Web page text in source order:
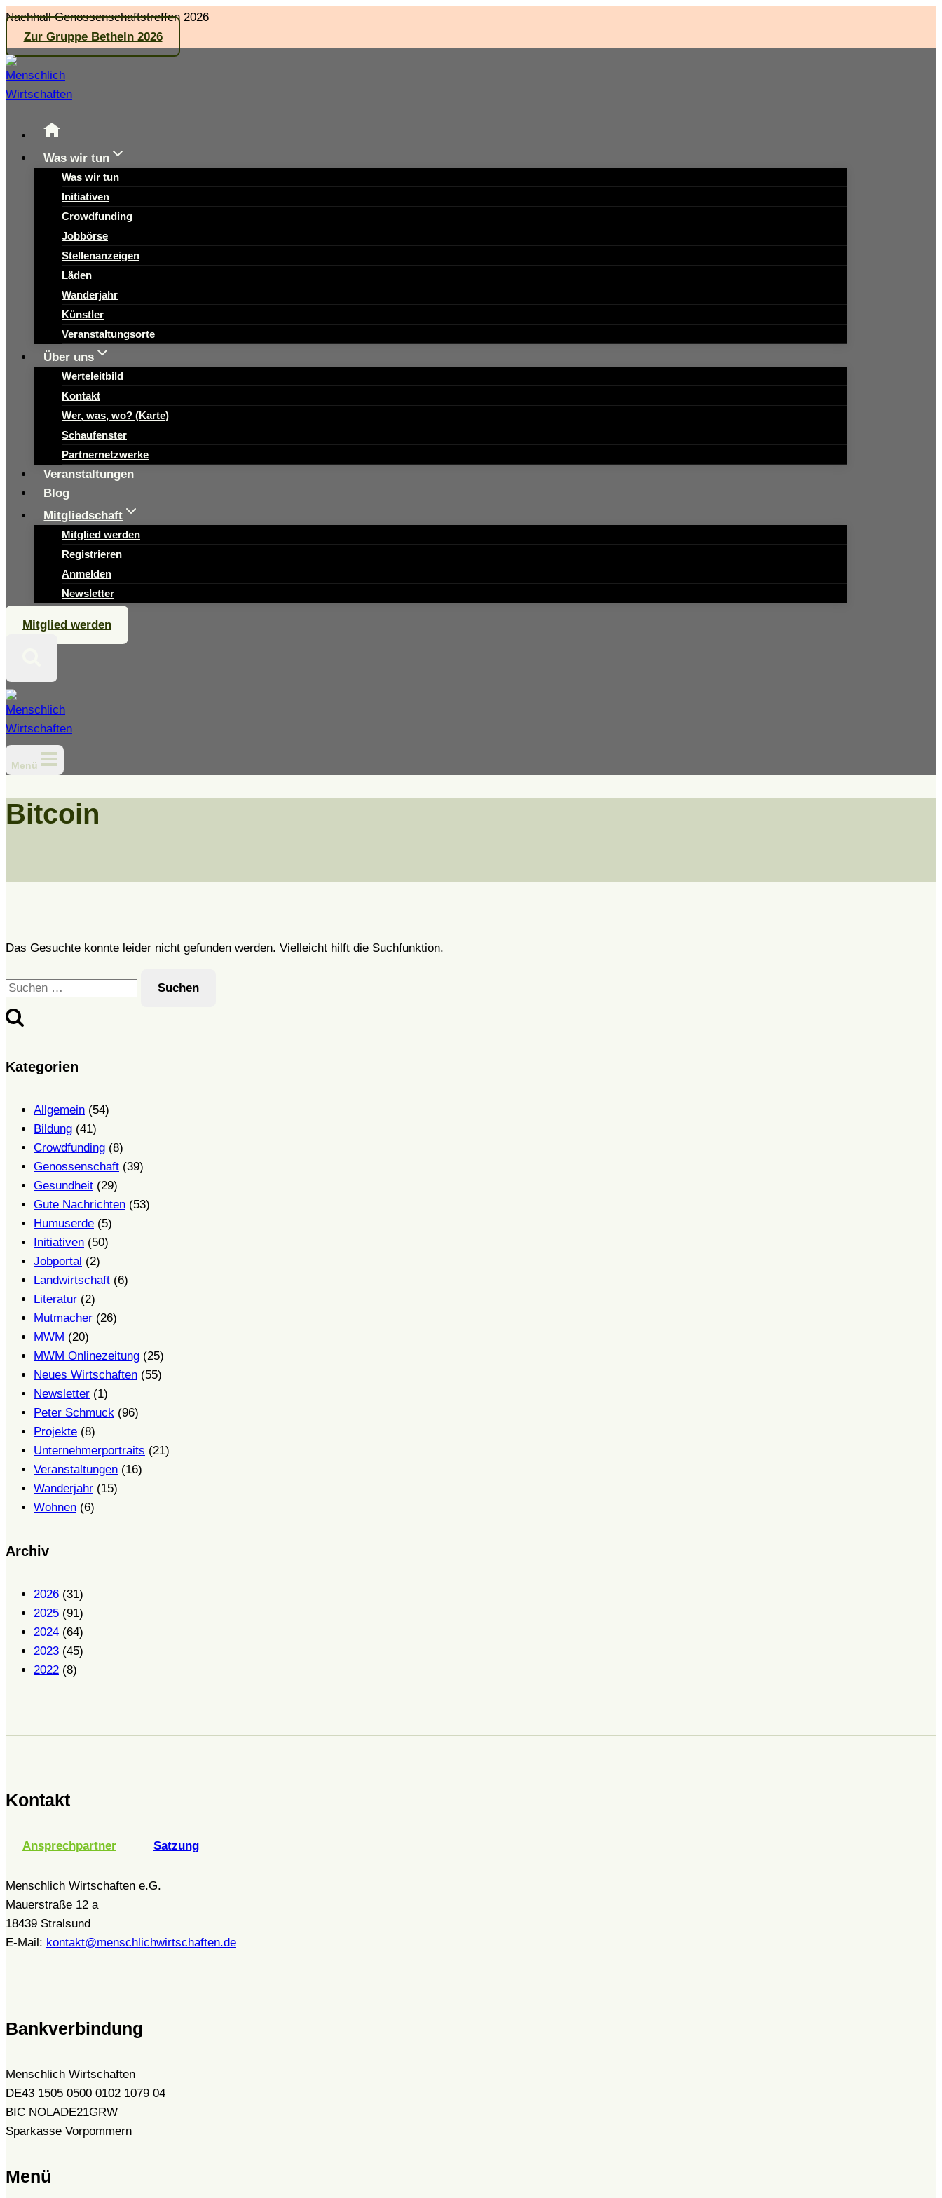
Zum
Inhalt
springen
Nachhall Genossenschaftstreffen 2026
Zur Gruppe Betheln 2026
Was wir tun
Was wir tun
Initiativen
Crowdfunding
Jobbörse
Stellenanzeigen
Läden
Wanderjahr
Künstler
Veranstaltungsorte
Über uns
Werteleitbild
Kontakt
Wer, was, wo? (Karte)
Schaufenster
Partnernetzwerke
Veranstaltungen
Blog
Mitgliedschaft
Mitglied werden
Registrieren
Anmelden
Newsletter
Mitglied werden
Menü
Bitcoin
Das Gesuchte konnte leider nicht gefunden werden. Vielleicht hilft die Suchfunktion.
Suchen
nach:
Kategorien
Allgemein (54)
Bildung (41)
Crowdfunding (8)
Genossenschaft (39)
Gesundheit (29)
Gute Nachrichten (53)
Humuserde (5)
Initiativen (50)
Jobportal (2)
Landwirtschaft (6)
Literatur (2)
Mutmacher (26)
MWM (20)
MWM Onlinezeitung (25)
Neues Wirtschaften (55)
Newsletter (1)
Peter Schmuck (96)
Projekte (8)
Unternehmerportraits (21)
Veranstaltungen (16)
Wanderjahr (15)
Wohnen (6)
Archiv
2026 (31)
2025 (91)
2024 (64)
2023 (45)
2022 (8)
Kontakt
Ansprechpartner Satzung
Menschlich Wirtschaften e.G.
Mauerstraße 12 a
18439 Stralsund
E-Mail: kontakt@menschlichwirtschaften.de
Bankverbindung
Menschlich Wirtschaften
DE43 1505 0500 0102 1079 04
BIC NOLADE21GRW
Sparkasse Vorpommern
Menü